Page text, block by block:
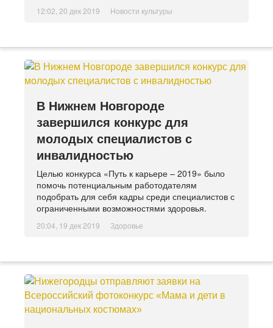
12:02, 20 дек 2019 Новости культуры
В Нижнем Новгороде
завершился конкурс для
молодых специалистов с
инвалидностью
Целью конкурса «Путь к карьере – 2019» было
помочь потенциальным работодателям
подобрать для себя кадры среди специалистов с
ограниченными возможностями здоровья.
20:04, 19 дек 2019 Здоровье